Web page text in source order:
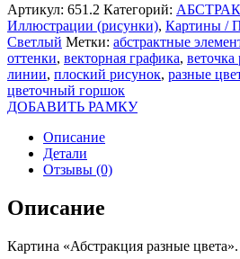
Артикул: 651.2 Категорий:
Иллюстрации (рисунки), Картины /
Светлый Метки: абстрактные
оттенки, векторная графика, веточка
линии, плоский рисунок, разные
цветочный горшок
ДОБАВИТЬ РАМКУ
Описание
Детали
Отзывы (0)
Описание
Картина «Абстракция разные цвета».